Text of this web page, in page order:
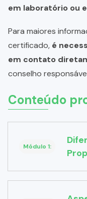
em laboratório ou
Para maiores
certificado, é
em contato
conselho
Conteúdo
Módulo 1: